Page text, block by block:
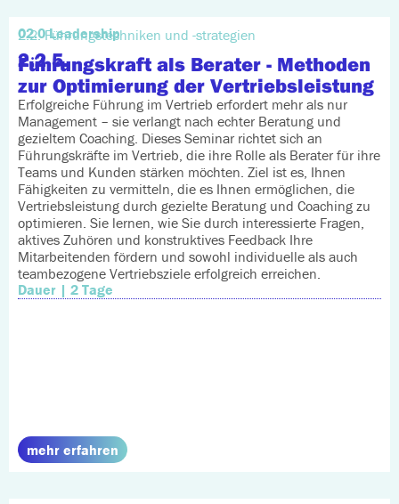
02.0 Leadership
2.2. Führungstechniken und -strategien
2.2.5.
Führungskraft als Berater - Methoden
zur Optimierung der Vertriebsleistung
Erfolgreiche Führung im Vertrieb erfordert mehr als nur
Management – sie verlangt nach echter Beratung und
gezieltem Coaching. Dieses Seminar richtet sich an
Führungskräfte im Vertrieb, die ihre Rolle als Berater für ihre
Teams und Kunden stärken möchten. Ziel ist es, Ihnen
Fähigkeiten zu vermitteln, die es Ihnen ermöglichen, die
Vertriebsleistung durch gezielte Beratung und Coaching zu
optimieren. Sie lernen, wie Sie durch interessierte Fragen,
aktives Zuhören und konstruktives Feedback Ihre
Mitarbeitenden fördern und sowohl individuelle als auch
teambezogene Vertriebsziele erfolgreich erreichen.
Dauer | 2 Tage
mehr erfahren